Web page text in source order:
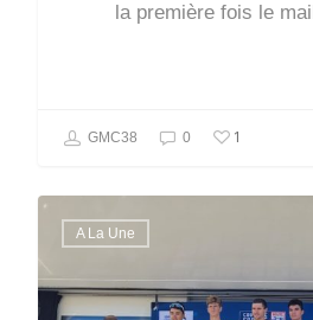
la première fois le
GMC38 0 1
A La Une